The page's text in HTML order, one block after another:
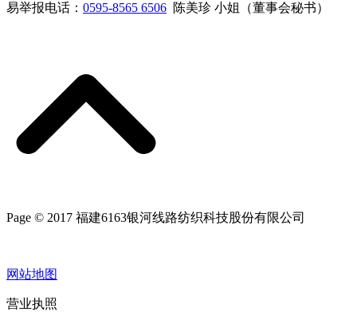
易举报电话： 0595-8565 6506 陈美珍 小姐（董事会秘书）
Page © 2017 福建6163银河线路纺织科技股份有限公司
网站地图
营业执照